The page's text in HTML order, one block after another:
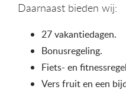
Daarnaast bieden wij:
27 vakantiedagen.
Bonusregeling.
Fiets- en
Vers fruit en een